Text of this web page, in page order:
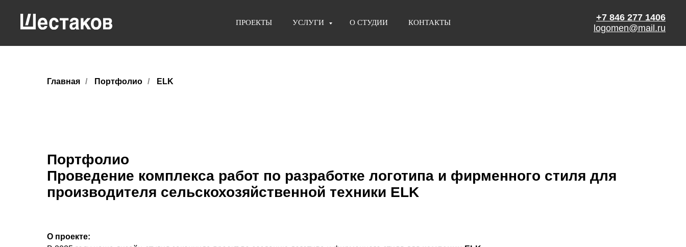
ПРОЕКТЫ УСЛУГИ О СТУДИИ КОНТАКТЫ
+7 846 277 1406
logomen@mail.ru
Главная / Портфолио / ELK
Портфолио
Проведение комплекса работ по разработке логотипа и фирменного стиля для
производителя сельскохозяйственной техники ELK
О проекте: